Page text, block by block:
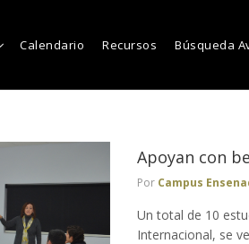
Calendario Recursos Búsqueda
Apoyan con
Por Campus
Un total de 10
Internacional, se